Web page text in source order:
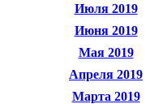
Июля 2019
Июня 2019
Мая 2019
Апреля 2019
Марта 2019